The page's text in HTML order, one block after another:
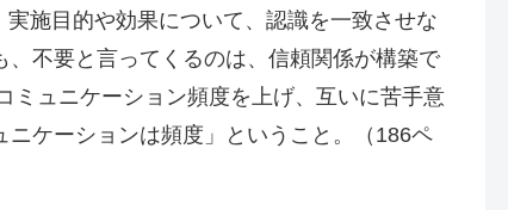
施目的や効果について、認識を一致させな
不要と言ってくるのは、信頼関係が構築で
ミュニケーション頻度を上げ、互いに苦手意
ケーションは頻度」ということ。（186ペ